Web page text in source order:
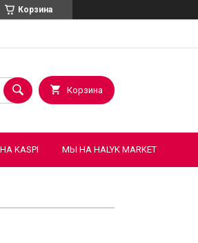
Корзина
Корзина
KASPI МЫ НА HALYK MARKET